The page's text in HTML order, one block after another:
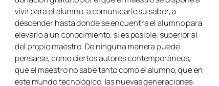
vivir para el alumno, a comunicarle su saber, a
descender hasta donde se encuentra el alumno para
elevarlo a un conocimiento, si es posible, superior al
del propio maestro. De ninguna manera puede
pensarse, como ciertos autores contemporáneos,
que el maestro no sabe tanto como el alumno, que en
este mundo tecnológico, las nuevas generaciones